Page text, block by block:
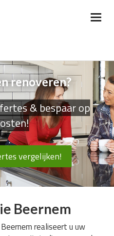
renoveren?
& bespaar op
vergelijken!
Beernem
realiseert u uw